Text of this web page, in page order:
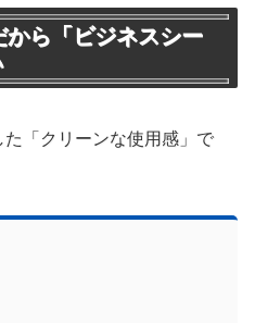
ら「ビジネスシー
「クリーンな使用感」で